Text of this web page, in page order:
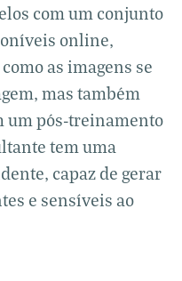
com um conjunto
online,
as imagens se
mas também
um pós-treinamento
tem uma
capaz de gerar
e sensíveis ao